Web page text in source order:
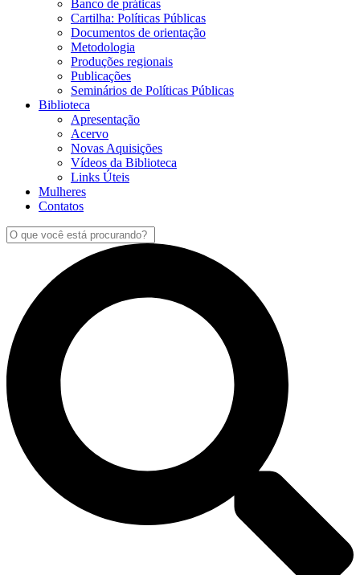
Banco de práticas
Cartilha: Políticas Públicas
Documentos de orientação
Metodologia
Produções regionais
Publicações
Seminários de Políticas Públicas
Biblioteca
Apresentação
Acervo
Novas Aquisições
Vídeos da Biblioteca
Links Úteis
Mulheres
Contatos